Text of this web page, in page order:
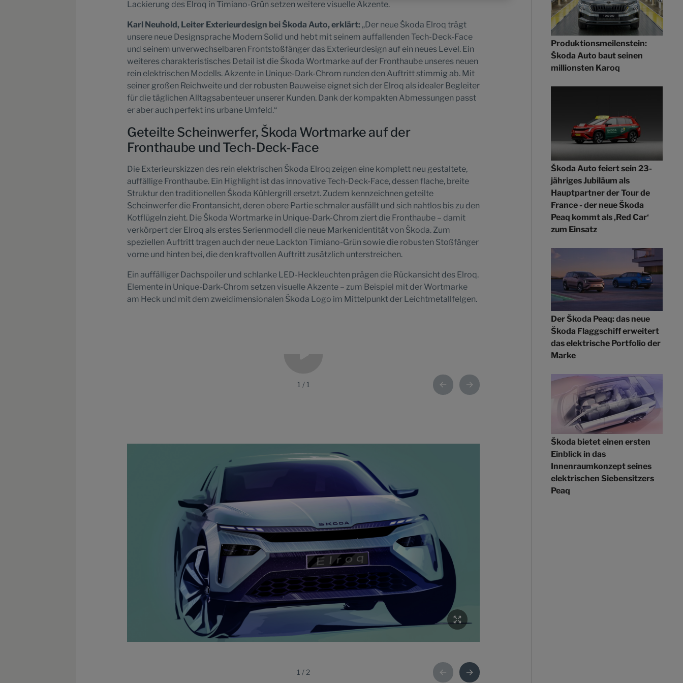
Lackierung des Elroq in Timiano-Grün setzen weitere visuelle Akzente.
Karl Neuhold, Leiter Exterieurdesign bei Škoda Auto, erklärt: „Der neue Škoda Elroq trägt
unsere neue Designsprache Modern Solid und hebt mit seinem auffallenden Tech-Deck-Face
und seinem unverwechselbaren Frontstoßfänger das Exterieurdesign auf ein neues Level. Ein
weiteres charakteristisches Detail ist die Škoda Wortmarke auf der Fronthaube unseres neuen
rein elektrischen Modells. Akzente in Unique-Dark-Chrom runden den Auftritt stimmig ab. Mit
seiner großen Reichweite und der robusten Bauweise eignet sich der Elroq als idealer Begleiter
für die täglichen Alltagsabenteuer unserer Kunden. Dank der kompakten Abmessungen passt
er aber auch perfekt ins urbane Umfeld.“
Geteilte Scheinwerfer, Škoda Wortmarke auf der
Fronthaube und Tech-Deck-Face
Die Exterieurskizzen des rein elektrischen Škoda Elroq zeigen eine komplett neu gestaltete,
auffällige Fronthaube. Ein Highlight ist das innovative Tech-Deck-Face, dessen flache, breite
Struktur den traditionellen Škoda Kühlergrill ersetzt. Zudem kennzeichnen geteilte
Scheinwerfer die Frontansicht, deren obere Partie schmaler ausfällt und sich nahtlos bis zu den
Kotflügeln zieht. Die Škoda Wortmarke in Unique-Dark-Chrom ziert die Fronthaube – damit
verkörpert der Elroq als erstes Serienmodell die neue Markenidentität von Škoda. Zum
speziellen Auftritt tragen auch der neue Lackton Timiano-Grün sowie die robusten Stoßfänger
vorne und hinten bei, die den kraftvollen Auftritt zusätzlich unterstreichen.
Ein auffälliger Dachspoiler und schlanke LED-Heckleuchten prägen die Rückansicht des Elroq.
Elemente in Unique-Dark-Chrom setzen visuelle Akzente – zum Beispiel mit der Wortmarke
am Heck und mit dem zweidimensionalen Škoda Logo im Mittelpunkt der Leichtmetallfelgen.
1 / 1
1 / 2
Produktionsmeilenstein:
Škoda Auto baut seinen
millionsten Karoq
Škoda Auto feiert sein 23-
jähriges Jubiläum als
Hauptpartner der Tour de
France - der neue Škoda
Peaq kommt als ‚Red Car‘
zum Einsatz
Der Škoda Peaq: das neue
Škoda Flaggschiff erweitert
das elektrische Portfolio der
Marke
Škoda bietet einen ersten
Einblick in das
Innenraumkonzept seines
elektrischen Siebensitzers
Peaq